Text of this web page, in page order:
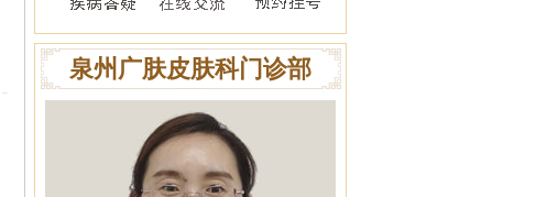
泉州广肤皮肤科门诊部